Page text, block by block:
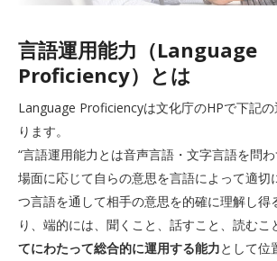
言語運用能力（Language
Proficiency）とは
Language Proficiencyは文化庁のHPで下記
ります。
“言語運用能力とは音声言語・文字言語を問
場面に応じて自らの意思を言語によって適切
つ言語を通して相手の意思を的確に理解し得
り、端的には、聞くこと、話すこと、読むこ
てにわたって総合的に運用する能力として位